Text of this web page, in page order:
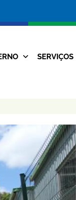
Navegação
SERVIÇOS